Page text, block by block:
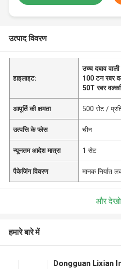
उत्पाद विवरण
हाइलाइट:
उच्च दबाव
100 टन रबर
50T रबर
आपूर्ति की क्षमता 500 सेट /
उत्पत्ति के प्लेस चीन
न्यूनतम आदेश मात्रा 1 सेट
पैकेजिंग विवरण मानक निर्यात
और देखो
हमारे बारे में
Dongguan Lixian